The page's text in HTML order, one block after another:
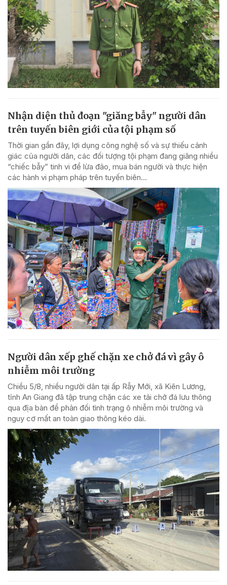
Nhận diện thủ đoạn "giăng bẫy" người dân
trên tuyến biên giới của tội phạm số
Thời gian gần đây, lợi dụng công nghệ số và sự thiếu cảnh
giác của người dân, các đối tượng tội phạm đang giăng nhiều
“chiếc bẫy” tinh vi để lừa đảo, mua bán người và thực hiện
các hành vi phạm pháp trên tuyến biên...
Người dân xếp ghế chặn xe chở đá vì gây ô
nhiễm môi trường
Chiều 5/8, nhiều người dân tại ấp Rẫy Mới, xã Kiên Lương,
tỉnh An Giang đã tập trung chặn các xe tải chở đá lưu thông
qua địa bàn để phản đối tình trạng ô nhiễm môi trường và
nguy cơ mất an toàn giao thông kéo dài.